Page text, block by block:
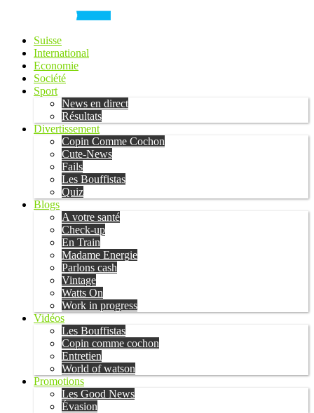
Suisse
International
Economie
Société
Sport
News en direct
Résultats
Divertissement
Copin Comme Cochon
Cute-News
Fails
Les Bouffistas
Quiz
Blogs
A votre santé
Check-up
En Train
Madame Energie
Parlons cash
Vintage
Watts On
Work in progress
Vidéos
Les Bouffistas
Copin comme cochon
Entretien
World of watson
Promotions
Les Good News
Évasion